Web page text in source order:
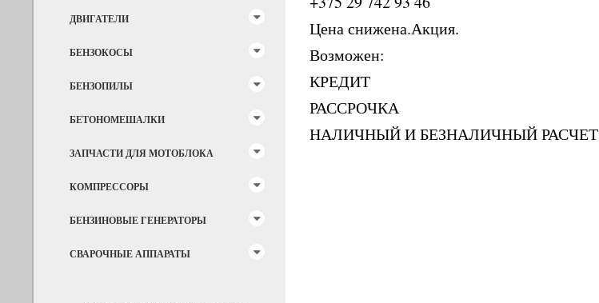
ДВИГАТЕЛИ
БЕНЗОКОСЫ
БЕНЗОПИЛЫ
БЕТОНОМЕШАЛКИ
ЗАПЧАСТИ ДЛЯ МОТОБЛОКА
КОМПРЕССОРЫ
БЕНЗИНОВЫЕ ГЕНЕРАТОРЫ
СВАРОЧНЫЕ АППАРАТЫ
Цена снижена.Акция.
Возможен:
КРЕДИТ
РАССРОЧКА
НАЛИЧНЫЙ И БЕЗНАЛИЧНЫЙ РАСЧЕТ